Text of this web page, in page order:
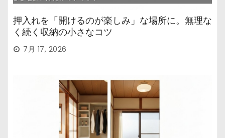
押入れを「開けるのが楽しみ」な場所に。無理な
く続く収納の小さなコツ
7月 17, 2026